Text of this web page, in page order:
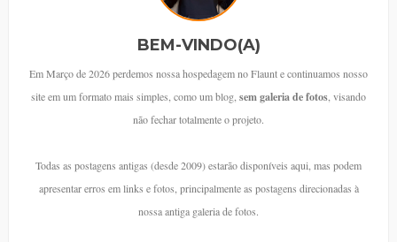
BEM-VINDO(A)
Em Março de 2026 perdemos nossa hospedagem no Flaunt e continuamos nosso
site em um formato mais simples, como um blog, sem galeria de fotos , visando
não fechar totalmente o projeto.
Todas as postagens antigas (desde 2009) estarão disponíveis aqui, mas podem
apresentar erros em links e fotos, principalmente as postagens direcionadas à
nossa antiga galeria de fotos.